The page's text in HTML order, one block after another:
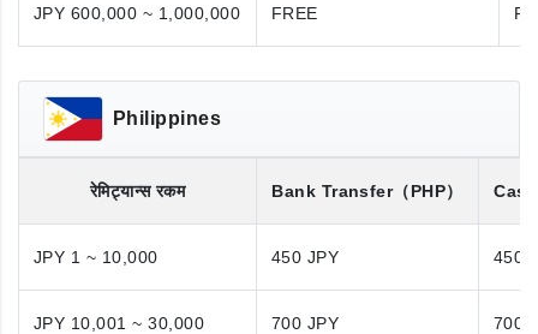
JPY 600,000 ~ 1,000,000 FREE
Philippines
रेमिट्यान्स रकम Bank Transfer（PHP）
JPY 1 ~ 10,000 450 JPY 450
JPY 10,001 ~ 30,000 700 JPY 700